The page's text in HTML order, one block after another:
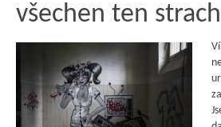
všechen ten